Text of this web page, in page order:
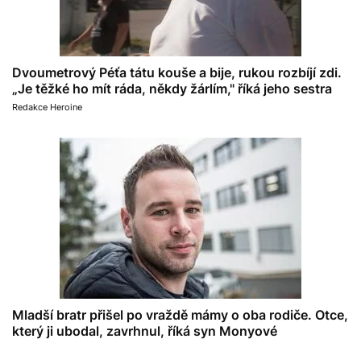
Dvoumetrový Péťa tátu kouše a bije, rukou rozbíjí zdi.
„Je těžké ho mít ráda, někdy žárlím," říká jeho sestra
Redakce Heroine
Mladší bratr přišel po vraždě mámy o oba rodiče. Otce,
který ji ubodal, zavrhnul, říká syn Monyové